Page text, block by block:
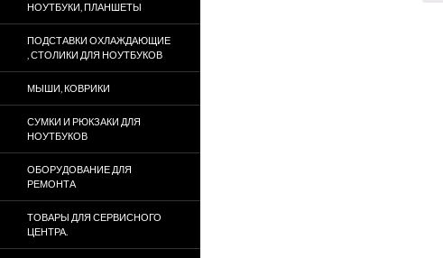
НОУТБУКИ, ПЛАНШЕТЫ
ПОДСТАВКИ ОХЛАЖДАЮЩИЕ
, СТОЛИКИ ДЛЯ НОУТБУКОВ
МЫШИ, КОВРИКИ
СУМКИ И РЮКЗАКИ ДЛЯ
НОУТБУКОВ
ОБОРУДОВАНИЕ ДЛЯ
РЕМОНТА
ТОВАРЫ ДЛЯ СЕРВИСНОГО
ЦЕНТРА.